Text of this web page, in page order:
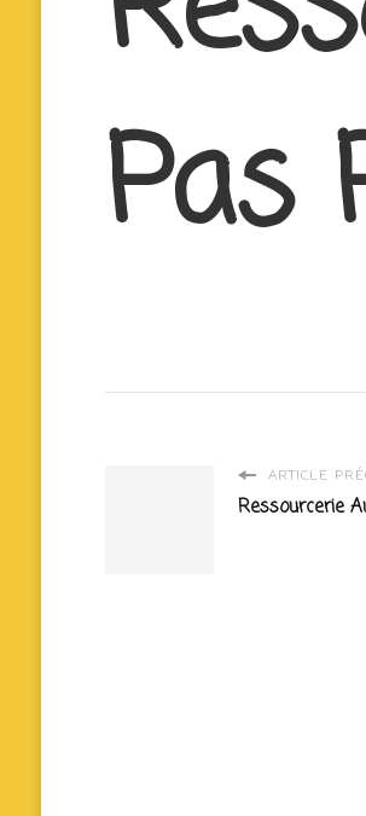
Pas
ARTICLE
Ressourcerie